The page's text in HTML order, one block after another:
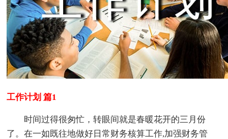
工作计划 篇1
时间过得很匆忙，转眼间就是春暖花开的三月份
了。在一如既往地做好日常财务核算工作,加强财务管